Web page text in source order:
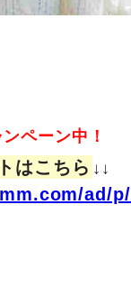
ペーン中！
はこちら ↓↓
ad/